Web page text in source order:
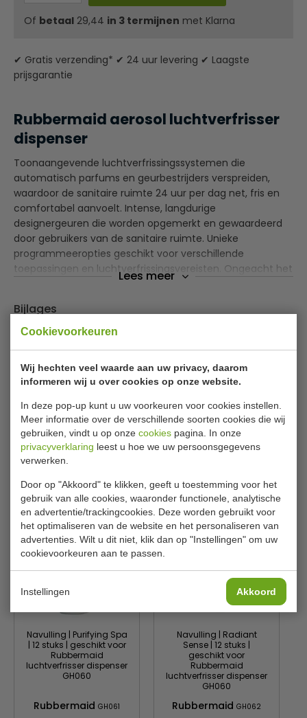
Cookievoorkeuren
Wij hechten veel waarde aan uw privacy, daarom
informeren wij u over cookies op onze website.
In deze pop-up kunt u uw voorkeuren voor cookies instellen.
Meer informatie over de verschillende soorten cookies die wij
gebruiken, vindt u op onze cookies pagina. In onze
privacyverklaring leest u hoe we uw persoonsgegevens
verwerken.
Door op "Akkoord" te klikken, geeft u toestemming voor het
gebruik van alle cookies, waaronder functionele, analytische
en advertentie/trackingcookies. Deze worden gebruikt voor
het optimaliseren van de website en het personaliseren van
advertenties. Wilt u dit niet, klik dan op "Instellingen" om uw
cookievoorkeuren aan te passen.
Instellingen Akkoord
Of betaal 29,44 in 3 termijnen met Klarna
✔ Gratis verzending* ✔ 24 uur levering ✔ Laagste
prijsgarantie
Rubbermaid aerosol luchtverfrisser
dispenser
Toonaangevende luchtverfrissingssystemen die
automatisch parfums en geurbestrijders verspreiden,
waardoor de sanitaire ruimte 24 uur per dag net, fris en
comfortabel aanvoelt. Intense, langdurige
designergeuren die worden opgemerkt en gewaardeerd
door gebruikers van de sanitaire ruimte. Unieke
programmeeropties geschikt voor verschillende
toepassingen en luchtverfrissingsvereisten. Ongeacht het
ingestelde programma levert elke navulling steeds 3.000
Alle automatische aërosoldispensers worden geleverd
Lees meer
Bijlages
Brochure microburst 3000
Specificaties
B x D x H
11 x 24 x 9 cm cm
Kleur
Chroom
Gerelateerde producten
Navulling | Purifying Spa
| 12 stuks | geschikt voor
Rubbermaid
luchtverfrisser dispenser
GH060
Rubbermaid GH061
Navulling | Radiant
Sense | 12 stuks |
geschikt voor
Rubbermaid
luchtverfrisser dispenser
GH060
Rubbermaid GH062